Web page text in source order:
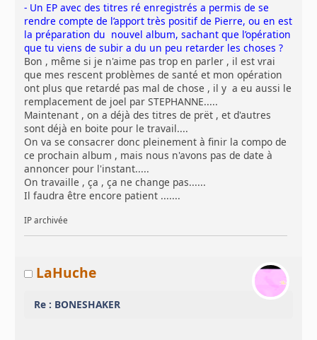
- Un EP avec des titres ré enregistrés a permis de se
rendre compte de l’apport très positif de Pierre, ou en est
la préparation du nouvel album, sachant que l’opération
que tu viens de subir a du un peu retarder les choses ?
Bon , même si je n'aime pas trop en parler , il est vrai
que mes rescent problèmes de santé et mon opération
ont plus que retardé pas mal de chose , il y a eu aussi le
remplacement de joel par STEPHANNE.....
Maintenant , on a déjà des titres de prët , et d'autres
sont déjà en boite pour le travail....
On va se consacrer donc pleinement à finir la compo de
ce prochain album , mais nous n'avons pas de date à
annoncer pour l'instant.....
On travaille , ça , ça ne change pas......
Il faudra être encore patient .......
IP archivée
LaHuche
Re : BONESHAKER